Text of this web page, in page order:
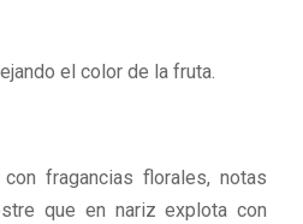
el color de la fruta.
fragancias florales, notas
que en nariz explota con